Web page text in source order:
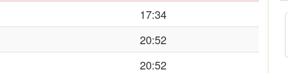
17:34
20:52
20:52